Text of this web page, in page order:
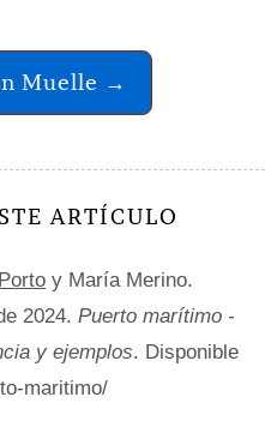
Muelle →
ARTÍCULO
y María Merino.
2024. Puerto marítimo -
y ejemplos. Disponible
maritimo/